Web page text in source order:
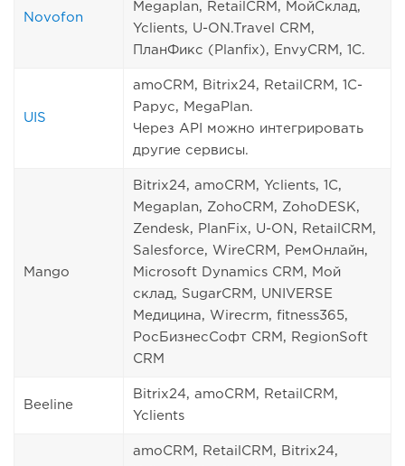
Novofon
Megaplan, RetailCRM, МойСклад,
Yclients, U-ON.Travel CRM,
ПланФикс (Planfix), EnvyCRM, 1С.
UIS
amoCRM, Bitrix24, RetailCRM, 1С-
Papyc, MegaPlan.
Через API можно интегрировать
другие сервисы.
Mango
Bitrix24, amoCRM, Yclients, 1C,
Megaplan, ZohoCRM, ZohoDESK,
Zendesk, PlanFix, U-ON, RetailCRM,
Salesforce, WireCRM, РемОнлайн,
Microsoft Dynamics CRM, Мой
склад, SugarCRM, UNIVERSE
Медицина, Wirecrm, fitness365,
РосБизнесСофт CRM, RegionSoft
CRM
Beeline
Bitrix24, amoCRM, RetailCRM,
Yclients
amoCRM, RetailCRM, Bitrix24,